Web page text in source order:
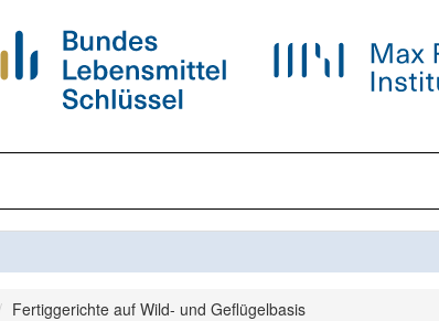
Fertiggerichte auf Wild- und Geflügelbasis